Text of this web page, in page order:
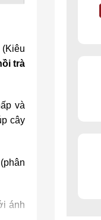
trà
và
cây
ánh